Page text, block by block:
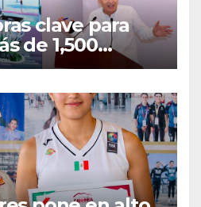
clave para
de 1,500
del